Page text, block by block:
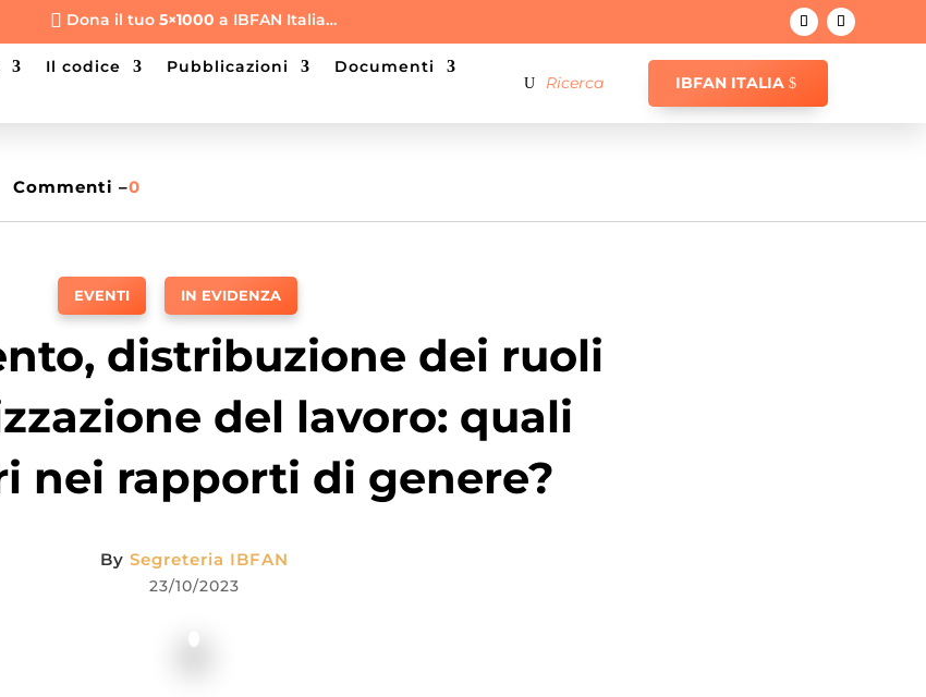
 Dona il tuo5×1000a IBFAN Italia…
il codice pubblicazioni
documenti
IBFAN ITALIA
Commenti –0
EVENTI IN EVIDENZA
distribuzione dei ruoli
del lavoro: quali
nei rapporti di genere?
By Segreteria IBFAN
23/10/2023